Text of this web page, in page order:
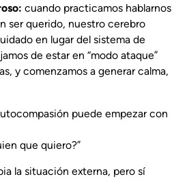
cuando practicamos hablarnos
ser querido, nuestro cerebro
en lugar del sistema de
de estar en “modo ataque”
y comenzamos a generar calma,
puede empezar con
que quiero?”
la situación externa, pero sí